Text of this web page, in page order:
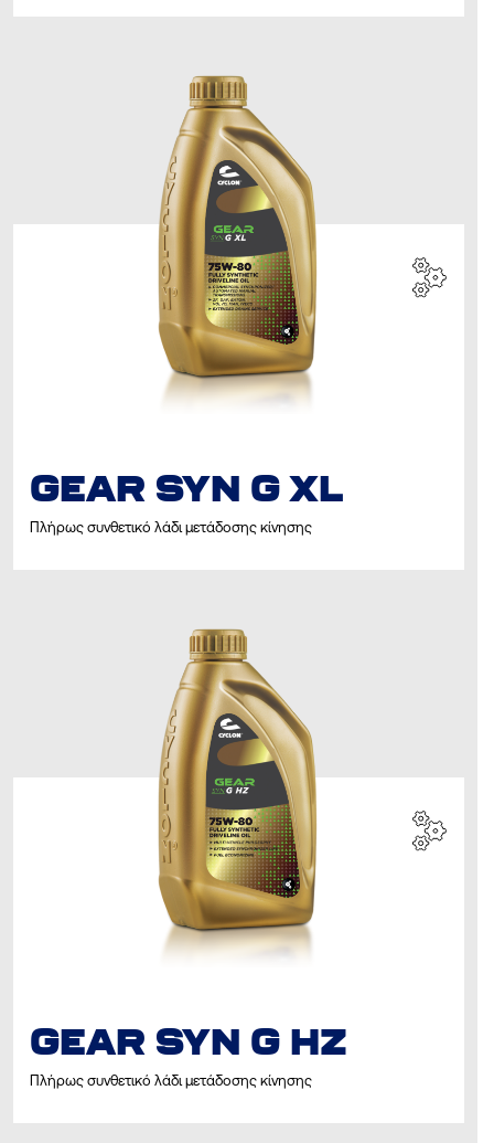
GEAR SYN G XL
Πλήρως συνθετικό λάδι μετάδοσης κίνησης
GEAR SYN G HZ
Πλήρως συνθετικό λάδι μετάδοσης κίνησης